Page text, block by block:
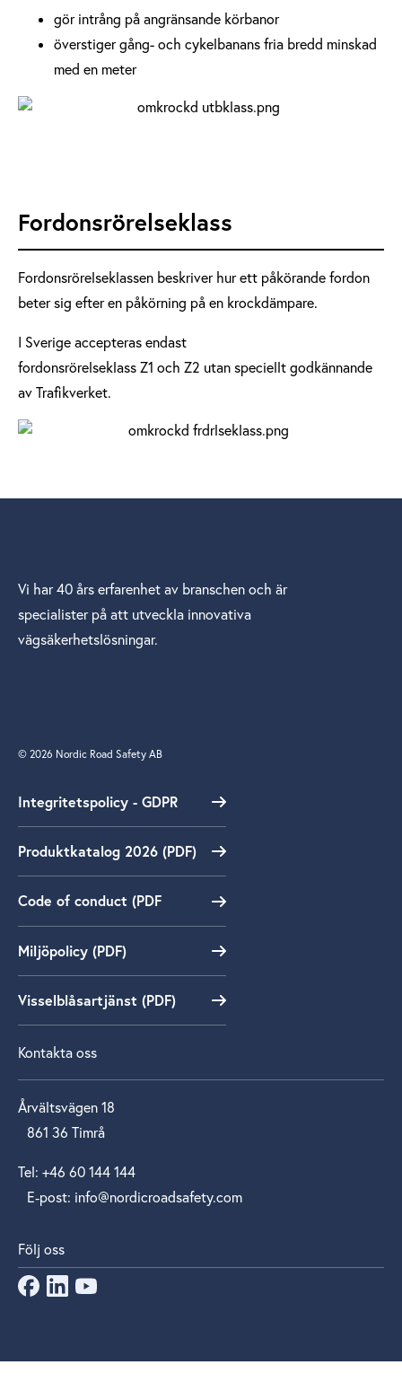
gör intrång på angränsande körbanor
överstiger gång- och cykelbanans fria bredd minskad
med en meter
Fordonsrörelseklass
Fordonsrörelseklassen beskriver hur ett påkörande fordon
beter sig efter en påkörning på en krockdämpare.
I Sverige accepteras endast
fordonsrörelseklass Z1 och Z2 utan speciellt godkännande
av Trafikverket.
Vi har 40 års erfarenhet av branschen och är
specialister på att utveckla innovativa
vägsäkerhetslösningar.
© 2026 Nordic Road Safety AB
Integritetspolicy - GDPR
Produktkatalog 2026 (PDF)
Code of conduct (PDF
Miljöpolicy (PDF)
Visselblåsartjänst (PDF)
Kontakta oss
Årvältsvägen 18
861 36 Timrå
Tel: +46 60 144 144
E‑post: info@nordicroadsafety.com
Följ oss